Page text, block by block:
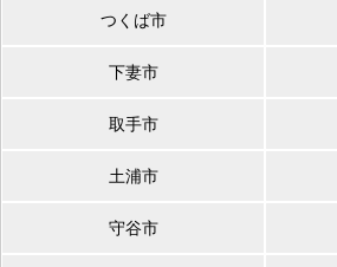
つくば市
下妻市
取手市
土浦市
守谷市